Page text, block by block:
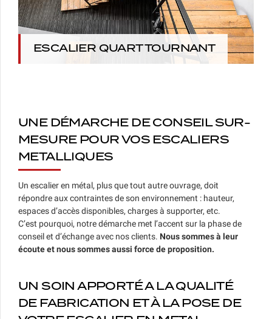
ESCALIER QUART TOURNANT
UNE DÉMARCHE DE CONSEIL SUR-
MESURE POUR VOS ESCALIERS
METALLIQUES
Un escalier en métal, plus que tout autre ouvrage, doit
répondre aux contraintes de son environnement : hauteur,
espaces d’accès disponibles, charges à supporter, etc.
C’est pourquoi, notre démarche met l’accent sur la phase de
conseil et d’échange avec nos clients. Nous sommes à leur
écoute et nous sommes aussi force de proposition.
UN SOIN APPORTÉ A LA QUALITÉ
DE FABRICATION ET À LA POSE DE